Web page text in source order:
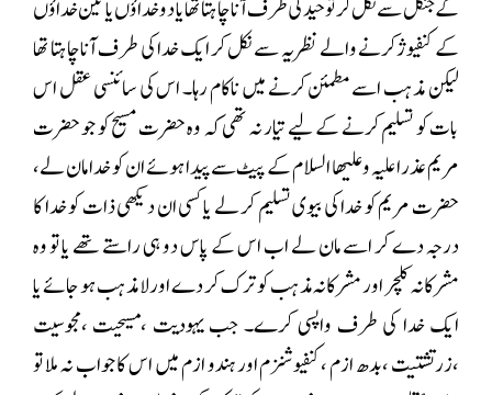
کے جنگل سے نکل کر توحید کی طرف آنا چاہتا تھا یا دو خداؤں یا تین خداؤں
کے کنفیوژکرنے والے نظریہ سے نکل کر ایک خدا کی طرف آنا چاہتا تھا
لیکن مذہب اسے مطمئن کرنے میں ناکام رہا۔ اس کی سائنسی عقل اس
بات کو تسلیم کرنے کے لیے تیار نہ تھی کہ وہ حضرت مسیح کو جو حضرت
مریم عذرا علیہ و علیھا السلام کے پیٹ سے پیدا ہوئے ان کو خدا مان لے،
حضرت مریم کو خدا کی بیوی تسلیم کر لے یا کسی ان دیکھی ذات کو خدا کا
درجہ دے کر اسے مان لے اب اس کے پاس دو ہی راستے تھے یا تو وہ
مشرکانہ کلچر اور مشرکانہ مذہب کو ترک کر دے اور لامذہب ہو جائے یا
ایک خدا کی طرف واپسی کرے۔ جب یہودیت ،مسیحیت ،مجوسیت
،زرتشتیت ،بدھ ازم ،کنفیوشنزم اور ہندو ازم میں اس کا جواب نہ ملا تو